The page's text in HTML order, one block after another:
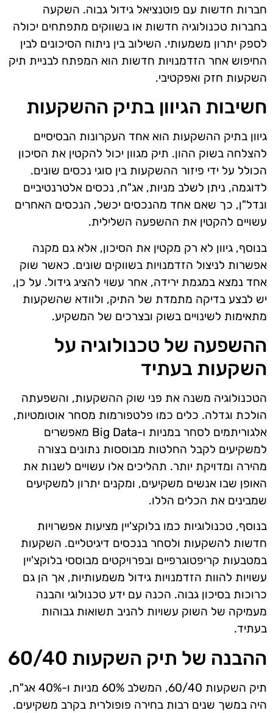
חברות חדשות עם פוטנציאל גידול גבוה. השקעה
בחברות טכנולוגיה חדשות או בשווקים מתפתחים יכולה
לספק יתרון משמעותי. השילוב בין ניתוח הסיכונים לבין
החיפוש אחר הזדמנויות חדשות הוא המפתח לבניית תיק
השקעות חזק ואפקטיבי.
חשיבות הגיוון בתיק ההשקעות
גיוון בתיק ההשקעות הוא אחד העקרונות הבסיסיים
להצלחה בשוק ההון. תיק מגוון יכול להקטין את הסיכון
הכולל על ידי פיזור ההשקעות בין סוגי נכסים שונים.
לדוגמה, ניתן לשלב מניות, אג"ח, נכסים אלטרנטיביים
ונדל"ן, כך שאם אחד מהנכסים יכשל, הנכסים האחרים
עשויים להקטין את ההשפעה השלילית.
בנוסף, גיוון לא רק מקטין את הסיכון, אלא גם מקנה
אפשרות לניצול הזדמנויות בשווקים שונים. כאשר שוק
אחד נמצא במגמת ירידה, אחר עשוי להציג גידול. על כן,
יש לבצע בדיקה מתמדת של התיק, ולוודא שהשקעות
מתאימות לשינויים בשוק ובצרכים של המשקיע.
ההשפעה של טכנולוגיה על
השקעות בעתיד
הטכנולוגיה משנה את פני שוק ההשקעות, והשפעתה
הולכת וגדלה. כלים כמו פלטפורמות מסחר אוטומטיות,
אלגוריתמים לסחר במניות ו-Big Data מאפשרים
למשקיעים לקבל החלטות מבוססות נתונים בצורה
מהירה ומדויקת יותר. תהליכים אלו עשויים לשנות את
האופן שבו אנשים משקיעים, ומקנים יתרון למשקיעים
שמבינים את הכלים הללו.
בנוסף, טכנולוגיות כמו בלוקצ'יין מציעות אפשרויות
חדשות להשקעות ולסחר בנכסים דיגיטליים. השקעות
במטבעות קריפטוגרפיים ובפרויקטים מבוססי בלוקצ'יין
עשויות להוות הזדמנויות גידול משמעותיות, אך הן גם
כרוכות בסיכון גבוה. הכנה עם ידע טכנולוגי והבנה
מעמיקה של השוק עשויות להניב תשואות גבוהות
בעתיד.
ההבנה של תיק השקעות 60/40
תיק השקעות 60/40, המשלב 60% מניות ו-40% אג"ח,
היה במשך שנים רבות בחירה פופולרית בקרב משקיעים.